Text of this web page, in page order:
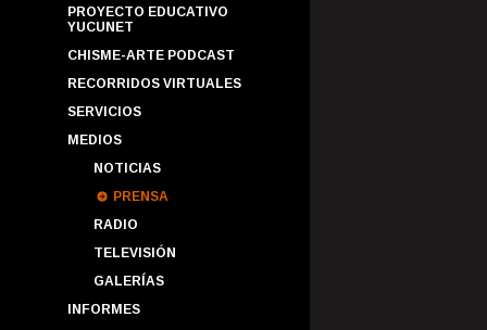
PROYECTO EDUCATIVO
YUCUNET
CHISME-ARTE PODCAST
RECORRIDOS VIRTUALES
SERVICIOS
MEDIOS
NOTICIAS
PRENSA
RADIO
TELEVISIÓN
GALERÍAS
INFORMES